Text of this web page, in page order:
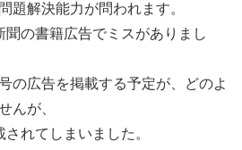
題解決能力が問われます。
聞の書籍広告でミスがありまし
の広告を掲載する予定が、どのよ
んが、
れてしまいました。